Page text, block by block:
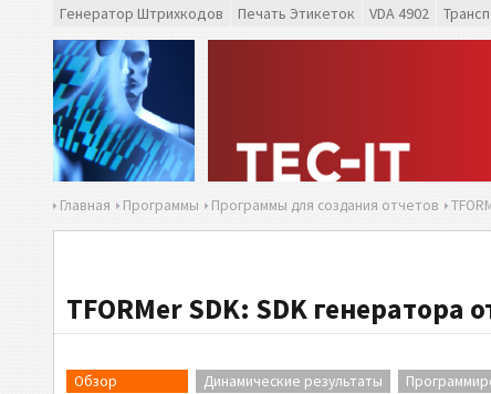
Генератор Штрихкодов Печать Этикеток VDA 4902
Главная Программы Программы для создания отчетов
TFORMer SDK: SDK генератора
Обзор Динамические результаты